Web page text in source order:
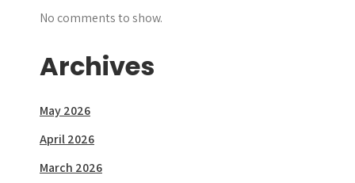
No comments to show.
Archives
May 2026
April 2026
March 2026